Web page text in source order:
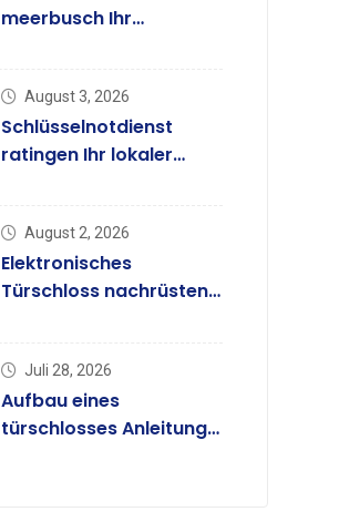
meerbusch Ihr
August 3, 2026
Schlüsselnotdienst
ratingen Ihr lokaler
August 2, 2026
Elektronisches
Türschloss nachrüsten
Juli 28, 2026
Aufbau eines
türschlosses Anleitung